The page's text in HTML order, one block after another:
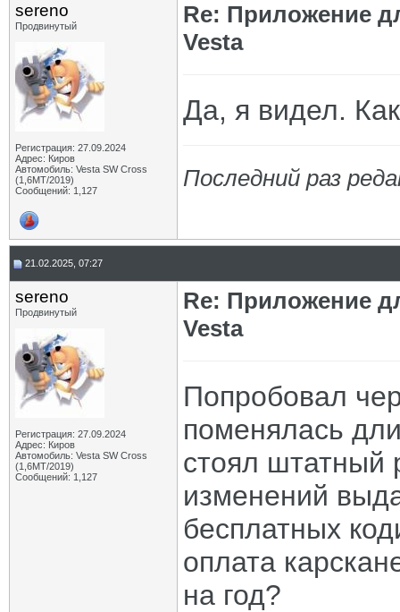
sereno
Продвинутый
Регистрация: 27.09.2024
Адрес: Киров
Автомобиль: Vesta SW Cross
(1,6МТ/2019)
Сообщений: 1,127
Re: Приложение
Vesta
Да, я видел.
Последний раз
21.02.2025, 07:27
sereno
Продвинутый
Регистрация: 27.09.2024
Адрес: Киров
Автомобиль: Vesta SW Cross
(1,6МТ/2019)
Сообщений: 1,127
Re: Приложение
Vesta
Попробовал
поменялась
стоял штатный
изменений
бесплатных
оплата
на год?